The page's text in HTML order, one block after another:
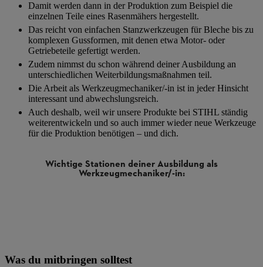
Damit werden dann in der Produktion zum Beispiel die
einzelnen Teile eines Rasenmähers hergestellt.
Das reicht von einfachen Stanzwerkzeugen für Bleche bis zu
komplexen Gussformen, mit denen etwa Motor- oder
Getriebeteile gefertigt werden.
Zudem nimmst du schon während deiner Ausbildung an
unterschiedlichen Weiterbildungsmaßnahmen teil.
Die Arbeit als Werkzeugmechaniker/-in ist in jeder Hinsicht
interessant und abwechslungsreich.
Auch deshalb, weil wir unsere Produkte bei STIHL ständig
weiterentwickeln und so auch immer wieder neue Werkzeuge
für die Produktion benötigen – und dich.
Wichtige Stationen deiner Ausbildung als
Werkzeugmechaniker/-in:
Was du mitbringen solltest